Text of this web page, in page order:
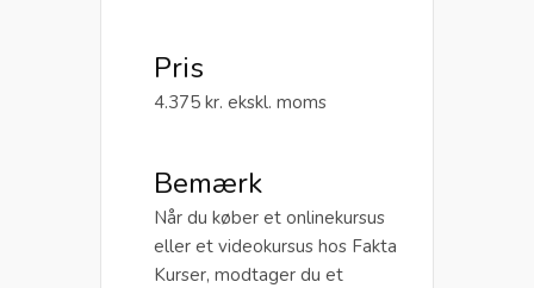
Pris
4.375 kr. ekskl. moms
Bemærk
Når du køber et onlinekursus
eller et videokursus hos Fakta
Kurser, modtager du et